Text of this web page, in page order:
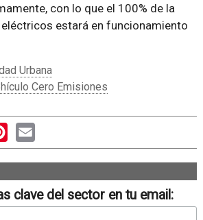
con lo que el 100% de la
estará en funcionamiento
Urbana
Cero Emisiones
PinterestEmail
clave del sector en tu email: